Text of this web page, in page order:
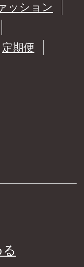
ッション
定期便